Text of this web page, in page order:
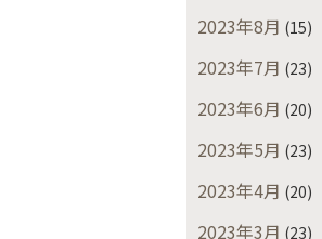
2023年8月 (15)
2023年7月 (23)
2023年6月 (20)
2023年5月 (23)
2023年4月 (20)
2023年3月 (23)